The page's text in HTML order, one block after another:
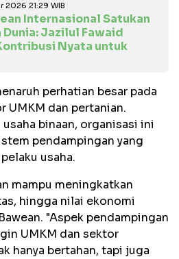
2026 21:29 WIB
Internasional Satukan
Dunia: Jazilul Fawaid
Nyata untuk
perhatian besar pada
UMKM dan pertanian.
binaan, organisasi ini
pendampingan yang
usaha.
mampu meningkatkan
hingga nilai ekonomi
"Aspek pendampingan
UMKM dan sektor
hanya bertahan, tapi juga